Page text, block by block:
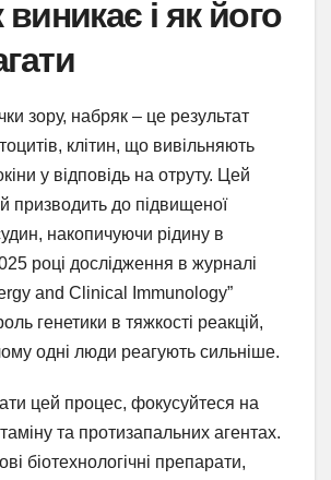
і як його
зору, набряк – це результат
клітин, що вивільняють
у відповідь на отруту. Цей
призводить до підвищеної
накопичуючи рідину в
році дослідження в журналі
and Clinical Immunology”
генетики в тяжкості реакцій,
одні люди реагують сильніше.
цей процес, фокусуйтеся на
та протизапальних агентах.
біотехнологічні препарати,